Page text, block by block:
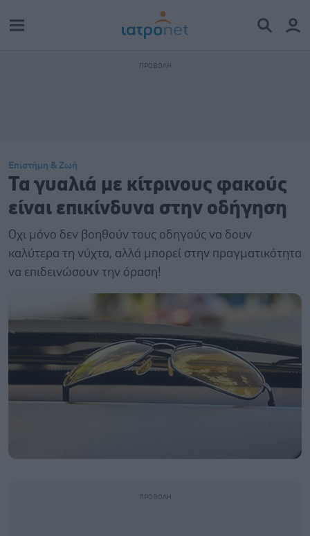
Επιστήμη & Ζωή
Τα γυαλιά με κίτρινους φακούς
είναι επικίνδυνα στην οδήγηση
Οχι μόνο δεν βοηθούν τους οδηγούς να δουν
καλύτερα τη νύχτα, αλλά μπορεί στην πραγματικότητα
να επιδεινώσουν την όραση!